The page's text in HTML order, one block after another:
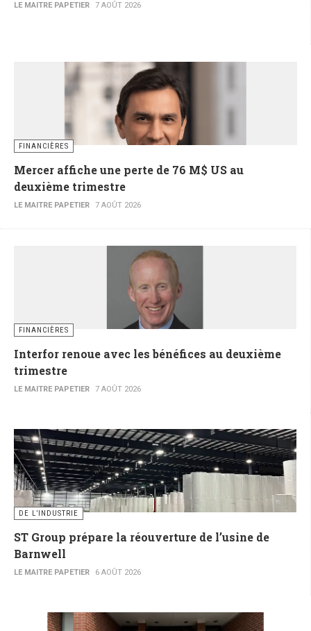
LE MAITRE PAPETIER 7 AOÛT 2026
FINANCIÈRES
Mercer affiche une perte de 76 M$ US au
deuxième trimestre
LE MAITRE PAPETIER 7 AOÛT 2026
FINANCIÈRES
Interfor renoue avec les bénéfices au deuxième
trimestre
LE MAITRE PAPETIER 7 AOÛT 2026
DE L’INDUSTRIE
ST Group prépare la réouverture de l’usine de
Barnwell
LE MAITRE PAPETIER 6 AOÛT 2026